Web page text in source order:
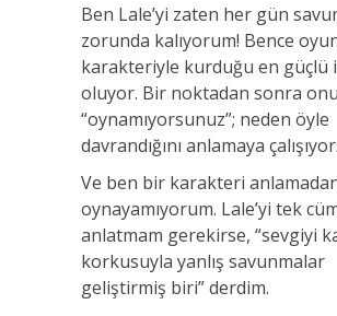
Ben Lale’yi zaten her gün
zorunda kalıyorum! Bence
karakteriyle kurduğu en güçlü
oluyor. Bir noktadan sonra
“oynamıyorsunuz”; neden öyle
davrandığını anlamaya
Ve ben bir karakteri
oynayamıyorum. Lale’yi tek
anlatmam gerekirse, “sevgiyi
korkusuyla yanlış savunmalar
geliştirmiş biri” derdim.